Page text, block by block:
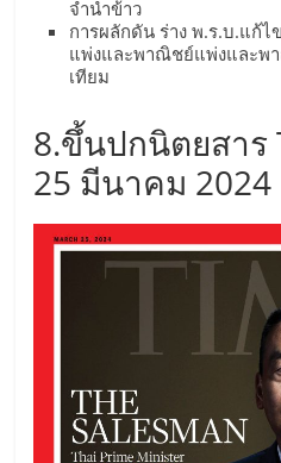
และ
แฟ
รน
สำหรับ
จำนำข้าว
การผลักดัน ร่าง พ.ร.บ.แก้
แพ่งและพาณิชย์แพ่งและพ
เทียม
8.ขึ้นปกนิตยสาร
25 มีนาคม 2024